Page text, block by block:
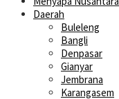
Daerah
Buleleng
Bangli
Denpasar
Gianyar
Jembrana
Karangasem